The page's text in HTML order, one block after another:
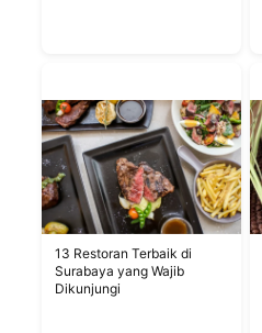
13 Restoran Terbaik di
Surabaya yang Wajib
Dikunjungi